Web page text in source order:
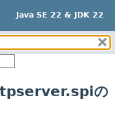
Java SE 22 & JDK 22
の